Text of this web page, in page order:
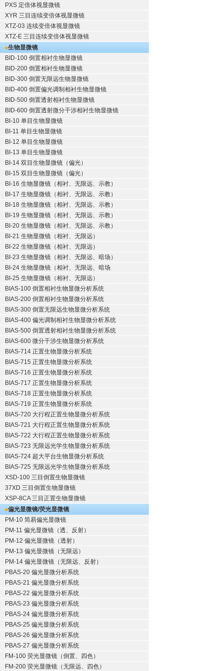
PXS 定倍体视显微镜
XYR 三目连续变倍体视显微镜
XTZ-03 连续变倍体视显微镜
XTZ-E 三目连续变倍体视显微镜
生物显微镜
BID-100 倒置相衬生物显微镜
BID-200 倒置相衬生物显微镜
BID-300 倒置无限远生物显微镜
BID-400 倒置偏光调制相衬生物显微镜
BID-500 倒置透射相衬生物显微镜
BID-600 倒置透射微分干涉相衬生物显微镜
BI-10 单目生物显微镜
BI-11 单目生物显微镜
BI-12 单目生物显微镜
BI-13 单目生物显微镜
BI-14 双目生物显微镜（偏光）
BI-15 双目生物显微镜（偏光）
BI-16 生物显微镜（相衬、无限远、示教）
BI-17 生物显微镜（相衬、无限远、示教）
BI-18 生物显微镜（相衬、无限远、示教）
BI-19 生物显微镜（相衬、无限远、示教）
BI-20 生物显微镜（相衬、无限远、示教）
BI-21 生物显微镜（相衬、无限远）
BI-22 生物显微镜（相衬、无限远）
BI-23 生物显微镜（相衬、无限远、暗场）
BI-24 生物显微镜（相衬、无限远、暗场
BI-25 生物显微镜（相衬、无限远）
BIAS-100 倒置相衬生物显微分析系统
BIAS-200 倒置相衬生物显微分析系统
BIAS-300 倒置无限远生物显微分析系统
BIAS-400 偏光调制相衬生物显微分析系统
BIAS-500 倒置透射相衬生物显微分析系统
BIAS-600 微分干涉生物显微分析系统
BIAS-714 正置生物显微分析系统
BIAS-715 正置生物显微分析系统
BIAS-716 正置生物显微分析系统
BIAS-717 正置生物显微分析系统
BIAS-718 正置生物显微分析系统
BIAS-719 正置生物显微分析系统
BIAS-720 大行程正置生物显微分析系统
BIAS-721 大行程正置生物显微分析系统
BIAS-722 大行程正置生物显微分析系统
BIAS-723 无限远光学生物显微分析系统
BIAS-724 超大平台生物显微分析系统
BIAS-725 无限远光学生物显微分析系统
XSD-100 三目倒置生物显微镜
37XD 三目倒置生物显微镜
XSP-8CA 三目正置生物显微镜
偏光显微镜/荧光显微镜
PM-10 简易偏光显微镜
PM-11 偏光显微镜（透、反射）
PM-12 偏光显微镜（透射）
PM-13 偏光显微镜（无限远）
PM-14 偏光显微镜（无限远、反射）
PBAS-20 偏光显微分析系统
PBAS-21 偏光显微分析系统
PBAS-22 偏光显微分析系统
PBAS-23 偏光显微分析系统
PBAS-24 偏光显微分析系统
PBAS-25 偏光显微分析系统
PBAS-26 偏光显微分析系统
PBAS-27 偏光显微分析系统
FM-100 荧光显微镜（倒置、四色）
FM-200 荧光显微镜（无限远、四色）